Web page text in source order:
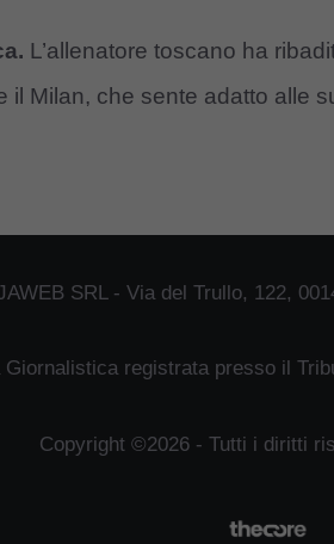
L’allenatore toscano ha
Milan, che sente adatto alle
SRL - Via del Trullo, 122,
Giornalistica registrata presso il
Copyright ©2026 - Tutti i diritti